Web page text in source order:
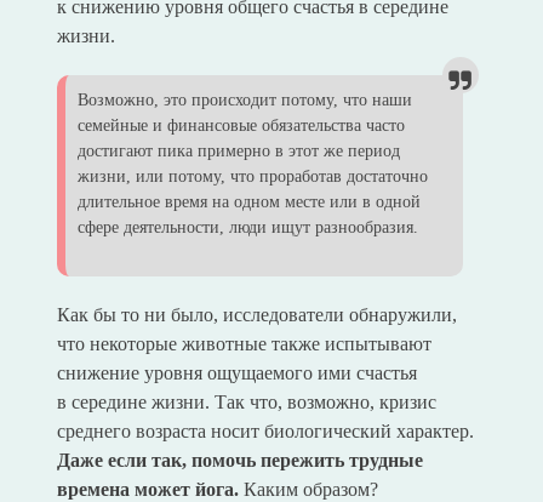
к снижению уровня общего счастья в середине
жизни.
Возможно, это происходит потому, что наши
семейные и финансовые обязательства часто
достигают пика примерно в этот же период
жизни, или потому, что проработав достаточно
длительное время на одном месте или в одной
сфере деятельности, люди ищут разнообразия.
Как бы то ни было, исследователи обнаружили,
что некоторые животные также испытывают
снижение уровня ощущаемого ими счастья
в середине жизни. Так что, возможно, кризис
среднего возраста носит биологический характер.
Даже если так, помочь пережить трудные
времена может йога.Каким образом?